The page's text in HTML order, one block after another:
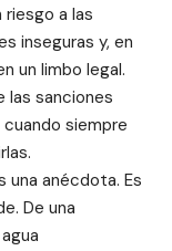
riesgo a las
inseguras y, en
un limbo legal.
las sanciones
siempre
una anécdota. Es
De una